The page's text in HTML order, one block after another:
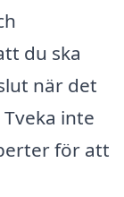
du ska
när det
inte
för att